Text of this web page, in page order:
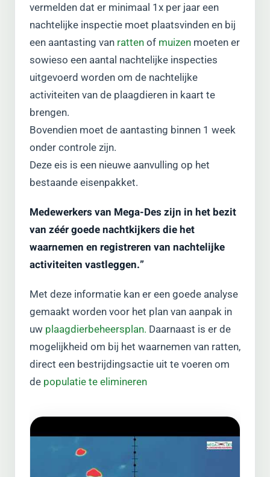
vermelden dat er minimaal 1x per jaar een
nachtelijke inspectie moet plaatsvinden en bij
een aantasting van ratten of muizen moeten er
sowieso een aantal nachtelijke inspecties
uitgevoerd worden om de nachtelijke
activiteiten van de plaagdieren in kaart te
brengen.
Bovendien moet de aantasting binnen 1 week
onder controle zijn.
Deze eis is een nieuwe aanvulling op het
bestaande eisenpakket.
Medewerkers van Mega-Des zijn in het bezit
van zéér goede nachtkijkers die het
waarnemen en registreren van nachtelijke
activiteiten vastleggen.”
Met deze informatie kan er een goede analyse
gemaakt worden voor het plan van aanpak in
uw plaagdierbeheersplan. Daarnaast is er de
mogelijkheid om bij het waarnemen van ratten,
direct een bestrijdingsactie uit te voeren om
de populatie te elimineren